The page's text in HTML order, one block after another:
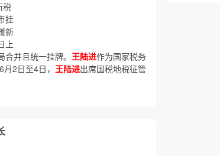
税
挂
新
上
并且统一挂牌。 王陆进作为国家税务
2日至4日， 王陆进出席国税地税征管